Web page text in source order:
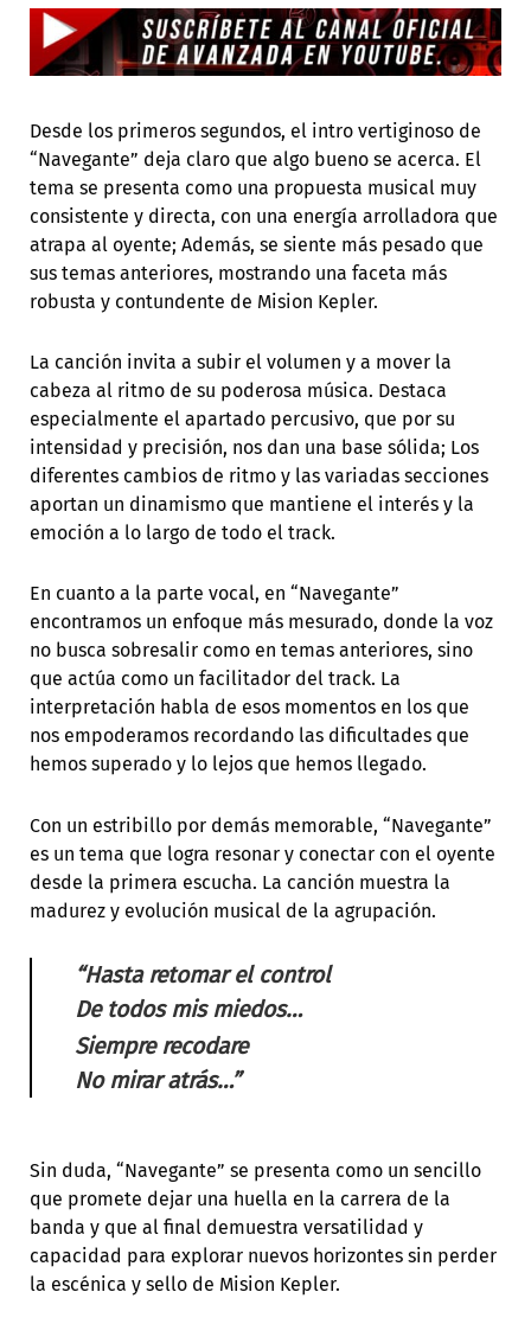
Desde los primeros segundos, el intro vertiginoso de
“Navegante” deja claro que algo bueno se acerca. El
tema se presenta como una propuesta musical muy
consistente y directa, con una energía arrolladora que
atrapa al oyente; Además, se siente más pesado que
sus temas anteriores, mostrando una faceta más
robusta y contundente de Mision Kepler.
La canción invita a subir el volumen y a mover la
cabeza al ritmo de su poderosa música. Destaca
especialmente el apartado percusivo, que por su
intensidad y precisión, nos dan una base sólida; Los
diferentes cambios de ritmo y las variadas secciones
aportan un dinamismo que mantiene el interés y la
emoción a lo largo de todo el track.
En cuanto a la parte vocal, en “Navegante”
encontramos un enfoque más mesurado, donde la voz
no busca sobresalir como en temas anteriores, sino
que actúa como un facilitador del track. La
interpretación habla de esos momentos en los que
nos empoderamos recordando las dificultades que
hemos superado y lo lejos que hemos llegado.
Con un estribillo por demás memorable, “Navegante”
es un tema que logra resonar y conectar con el oyente
desde la primera escucha. La canción muestra la
madurez y evolución musical de la agrupación.
“Hasta retomar el control
De todos mis miedos…
Siempre recodare
No mirar atrás…”
Sin duda, “Navegante” se presenta como un sencillo
que promete dejar una huella en la carrera de la
banda y que al final demuestra versatilidad y
capacidad para explorar nuevos horizontes sin perder
la escénica y sello de Mision Kepler.